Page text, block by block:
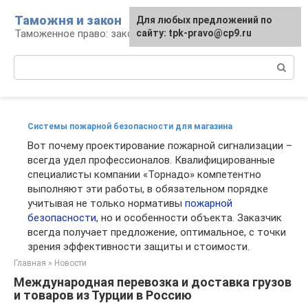
контенту
Таможня и закон
Таможенное право: законы и их применение
Системы пожарной безопасности для магазина
Вот почему проектирование пожарной сигнализации –
всегда удел профессионалов. Квалифицированные
специалисты компании «Торнадо» компетентно
выполняют эти работы, в обязательном порядке
учитывая не только нормативы пожарной
безопасности, но и особенности объекта. Заказчик
всегда получает предложение, оптимальное, с точки
зрения эффективности защиты и стоимости.
Главная » Новости
Международная перевозка и доставка грузов
и товаров из Турции в Россию
Для любых предложений по
сайту: tpk-pravo@cp9.ru